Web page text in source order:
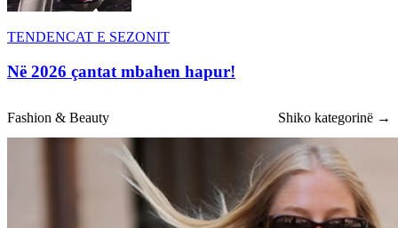
TENDENCAT E SEZONIT
Në 2026 çantat mbahen hapur!
Fashion & Beauty Shiko kategorinë →